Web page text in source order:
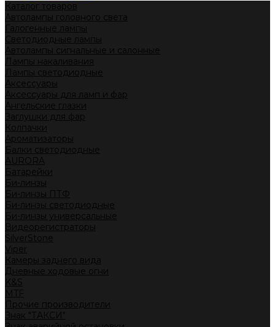
Каталог товаров
Автолампы головного света
Галогенные лампы
Светодиодные лампы
Автолампы сигнальные и салонные
Лампы накаливания
Лампы светодиодные
Аксессуары
Аксессуары для ламп и фар
Ангельские глазки
Заглушки для фар
Колпачки
Ароматизаторы
Балки светодиодные
AURORA
Батарейки
Би-линзы
Би-линзы ПТФ
Би-линзы светодиодные
Би-линзы универсальные
Видеорегистраторы
SilverStone
Viper
Камеры заднего вида
Дневные ходовые огни
K&S
MTF
Прочие производители
Знак "ТАКСИ"